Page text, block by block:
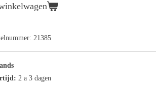
21385
2 a 3 dagen